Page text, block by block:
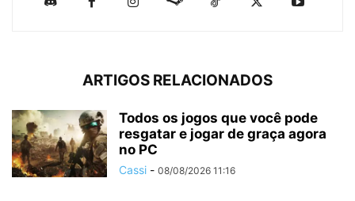
ARTIGOS RELACIONADOS
Todos os jogos que você pode
resgatar e jogar de graça agora
no PC
Cassi - 08/08/2026 11:16